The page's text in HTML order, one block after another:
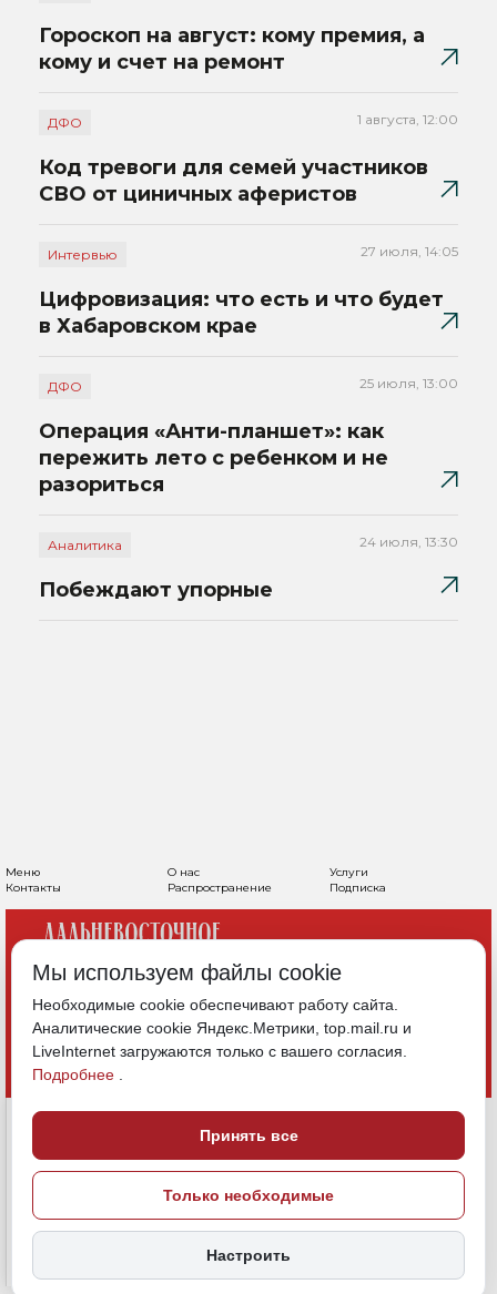
Гороскоп на август: кому премия, а
кому и счет на ремонт
ДФО 1 августа, 12:00
Код тревоги для семей участников
СВО от циничных аферистов
Интервью 27 июля, 14:05
Цифровизация: что есть и что будет
в Хабаровском крае
ДФО 25 июля, 13:00
Операция «Анти-планшет»: как
пережить лето с ребенком и не
разориться
Аналитика 24 июля, 13:30
Побеждают упорные
Меню О нас
Услуги
Контакты
Распространение Подписка
Мы используем файлы cookie
Необходимые cookie обеспечивают работу сайта.
Аналитические cookie Яндекс.Метрики, top.mail.ru и
LiveInternet загружаются только с вашего согласия.
Подробнее
Принять все
Только необходимые
Настроить